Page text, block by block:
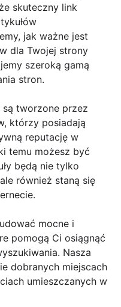
skuteczny link
jak ważne jest
dla Twojej strony
szeroką gamą
stron.
są tworzone przez
którzy posiadają
reputację w
temu możesz być
będą nie tylko
również staną się
mocne i
pomogą Ci osiągnąć
Nasza
dobranych miejscach
umieszczanych w